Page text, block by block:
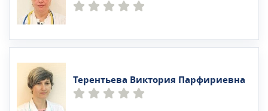
Терентьева Виктория Парфириевна